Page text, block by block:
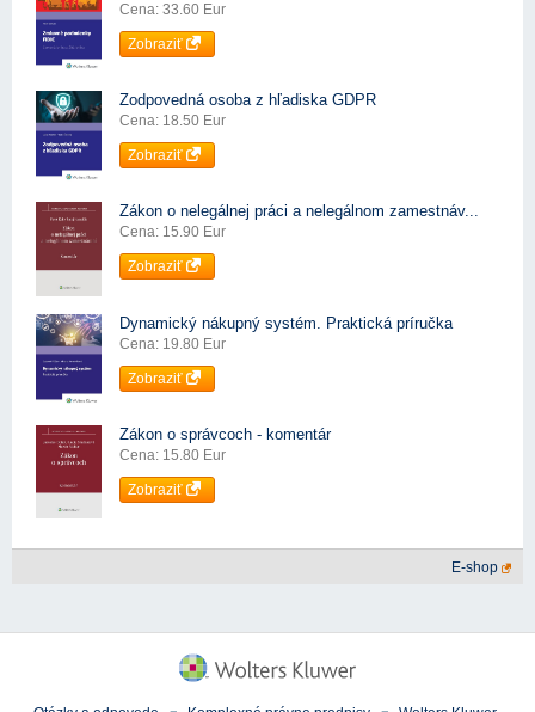
Cena: 33.60 Eur
Zobraziť
Zodpovedná osoba z hľadiska GDPR
Cena: 18.50 Eur
Zobraziť
Zákon o nelegálnej práci a nelegálnom zamestnáv...
Cena: 15.90 Eur
Zobraziť
Dynamický nákupný systém. Praktická príručka
Cena: 19.80 Eur
Zobraziť
Zákon o správcoch - komentár
Cena: 15.80 Eur
Zobraziť
E-shop